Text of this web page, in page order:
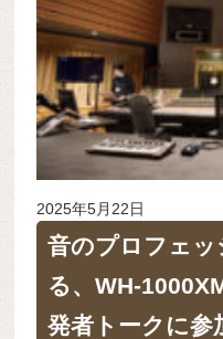
2025年5月22日
音のプロフェ
る、WH-
発者トークに参